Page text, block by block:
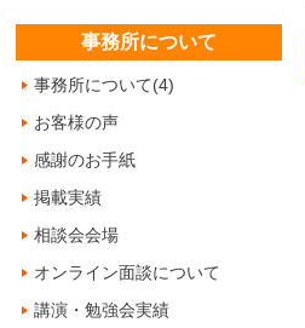
事務所について
事務所について(4)
お客様の声
感謝のお手紙
掲載実績
相談会会場
オンライン面談について
講演・勉強会実績